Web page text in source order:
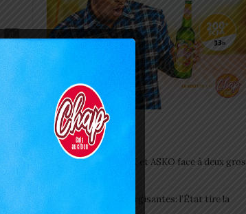
Articles récents
Interclubs CAF: ASCK et ASKO face à deux gros
Togo/ Boissons énergisantes: l’État tire la